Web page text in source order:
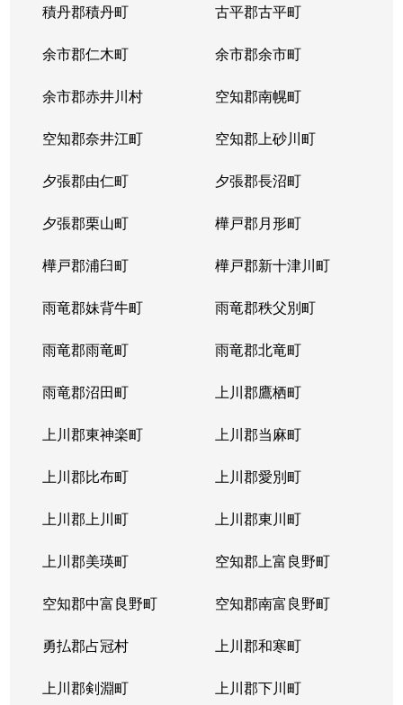
積丹郡積丹町 古平郡古平町
余市郡仁木町 余市郡余市町
余市郡赤井川村 空知郡南幌町
空知郡奈井江町 空知郡上砂川町
夕張郡由仁町 夕張郡長沼町
夕張郡栗山町 樺戸郡月形町
樺戸郡浦臼町 樺戸郡新十津川町
雨竜郡妹背牛町 雨竜郡秩父別町
雨竜郡雨竜町 雨竜郡北竜町
雨竜郡沼田町 上川郡鷹栖町
上川郡東神楽町 上川郡当麻町
上川郡比布町 上川郡愛別町
上川郡上川町 上川郡東川町
上川郡美瑛町 空知郡上富良野町
空知郡中富良野町 空知郡南富良野町
勇払郡占冠村 上川郡和寒町
上川郡剣淵町 上川郡下川町